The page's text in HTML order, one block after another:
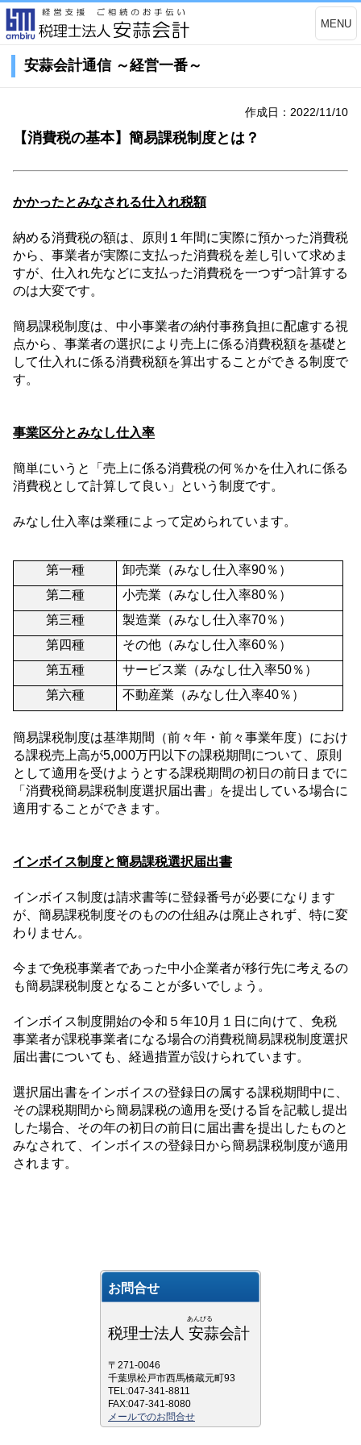
MENU
安蒜会計通信 ～経営一番～
作成日：2022/11/10
【消費税の基本】簡易課税制度とは？
かかったとみなされる仕入れ税額
納める消費税の額は、原則１年間に実際に預かった消費税
から、事業者が実際に支払った消費税を差し引いて求めま
すが、仕入れ先などに支払った消費税を一つずつ計算する
のは大変です。
簡易課税制度は、中小事業者の納付事務負担に配慮する視
点から、事業者の選択により売上に係る消費税額を基礎と
して仕入れに係る消費税額を算出することができる制度で
す。
事業区分とみなし仕入率
簡単にいうと「売上に係る消費税の何％かを仕入れに係る
消費税として計算して良い」という制度です。
みなし仕入率は業種によって定められています。
第一種 卸売業（みなし仕入率90％）
第二種
小売業（みなし仕入率80％）
第三種
製造業（みなし仕入率70％）
第四種
その他（みなし仕入率60％）
第五種
サービス業（みなし仕入率50％）
第六種
不動産業（みなし仕入率40％）
簡易課税制度は基準期間（前々年・前々事業年度）におけ
る課税売上高が5,000万円以下の課税期間について、原則
として適用を受けようとする課税期間の初日の前日までに
「消費税簡易課税制度選択届出書」を提出している場合に
適用することができます。
インボイス制度と簡易課税選択届出書
インボイス制度は請求書等に登録番号が必要になります
が、簡易課税制度そのものの仕組みは廃止されず、特に変
わりません。
今まで免税事業者であった中小企業者が移行先に考えるの
も簡易課税制度となることが多いでしょう。
インボイス制度開始の令和５年10月１日に向けて、免税
事業者が課税事業者になる場合の消費税簡易課税制度選択
届出書についても、経過措置が設けられています。
選択届出書をインボイスの登録日の属する課税期間中に、
その課税期間から簡易課税の適用を受ける旨を記載し提出
した場合、その年の初日の前日に届出書を提出したものと
みなされて、インボイスの登録日から簡易課税制度が適用
されます。
お問合せ
あんびる
税理士法人 安蒜会計
〒271-0046
千葉県松戸市西馬橋蔵元町93
TEL:047-341-8811
FAX:047-341-8080
メールでのお問合せ